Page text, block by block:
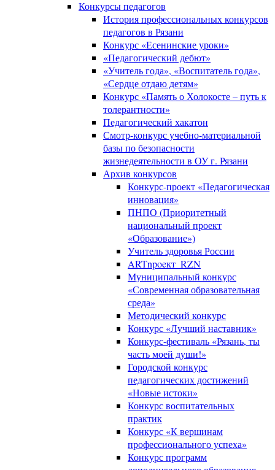
Конкурсы педагогов
История профессиональных конкурсов
педагогов в Рязани
Конкурс «Есенинские уроки»
«Педагогический дебют»
«Учитель года», «Воспитатель года»,
«Сердце отдаю детям»
Конкурс «Память о Холокосте – путь к
толерантности»
Педагогический хакатон
Смотр-конкурс учебно-материальной
базы по безопасности
жизнедеятельности в ОУ г. Рязани
Архив конкурсов
Конкурс-проект «Педагогическая
инновация»
ПНПО (Приоритетный
национальный проект
«Образование»)
Учитель здоровья России
ARTnpoeкт_RZN
Муниципальный конкурс
«Современная образовательная
среда»
Методический конкурс
Конкурс «Лучший наставник»
Конкурс-фестиваль «Рязань, ты
часть моей души!»
Городской конкурс
педагогических достижений
«Новые истоки»
Конкурс воспитательных
практик
Конкурс «К вершинам
профессионального успеха»
Конкурс программ